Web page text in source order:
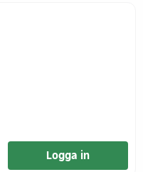
Logga in